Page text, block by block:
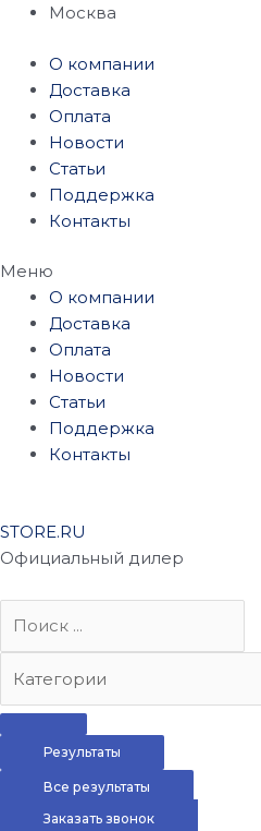
Перейти
содержимому
Москва
О компании
Доставка
Оплата
Новости
Статьи
Поддержка
Контакты
Меню
О компании
Доставка
Оплата
Новости
Статьи
Поддержка
Контакты
STORE.RU
Официальный дилер
Результаты
Все результаты
Заказать звонок